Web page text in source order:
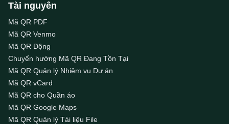
Tài nguyên
Mã QR PDF
Mã QR Venmo
Mã QR Động
Chuyển hướng Mã QR Đang Tồn Tại
Mã QR Quản lý Nhiệm vụ Dự án
Mã QR vCard
Mã QR cho Quần áo
Mã QR Google Maps
Mã QR Quản lý Tài liệu File